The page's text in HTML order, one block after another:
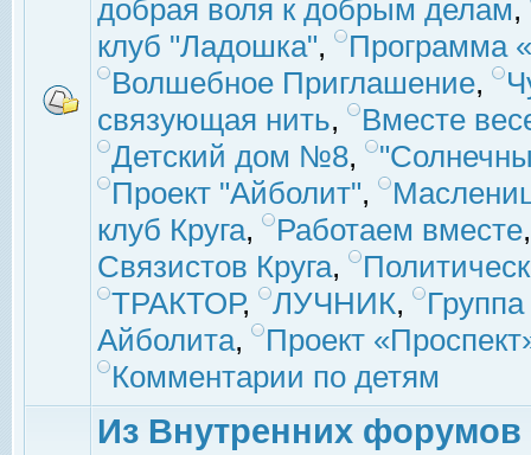
добрая воля к добрым делам,
клуб "Ладошка",
Программа
Волшебное Приглашение,
связующая нить,
Вместе
Детский дом №8,
Проект "Айболит",
клуб Круга, Работаем вместе
Связистов Круга,
ТРАКТОР, ЛУЧНИК,
Айболита,
Проект
Комментарии по детям
Из Внутренних форумов